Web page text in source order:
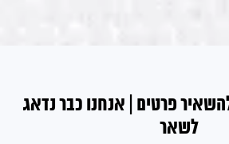
פרטים | אנחנו כבר נדאג
לשאר